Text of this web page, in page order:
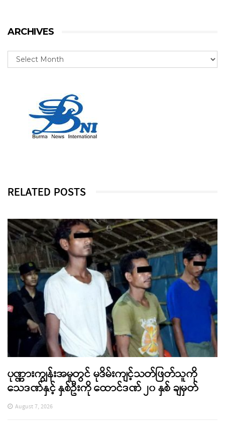
ARCHIVES
RELATED POSTS
ပုဏ္ဏားကျွန်းအမှုတွင် မုဒိမ်းကျင့်သတ်ဖြတ်သူကို
သေဒဏ်နှင့် နှစ်ဦးကို ထောင်ဒဏ် ၂၀ နှစ် ချမှတ်
August 7, 2026